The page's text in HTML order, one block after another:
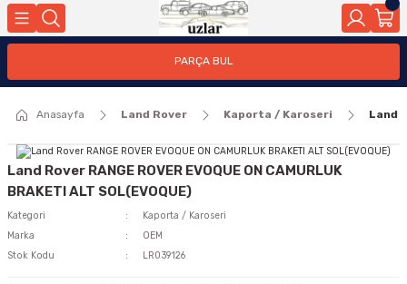
Geri Dön
PARÇA BUL
Anasayfa Land Rover Kaporta / Karoseri Land
Land Rover RANGE ROVER EVOQUE ON CAMURLUK
BRAKETI ALT SOL(EVOQUE)
Kategori
Kaporta / Karoseri
Marka
OEM
Stok Kodu
LR039126